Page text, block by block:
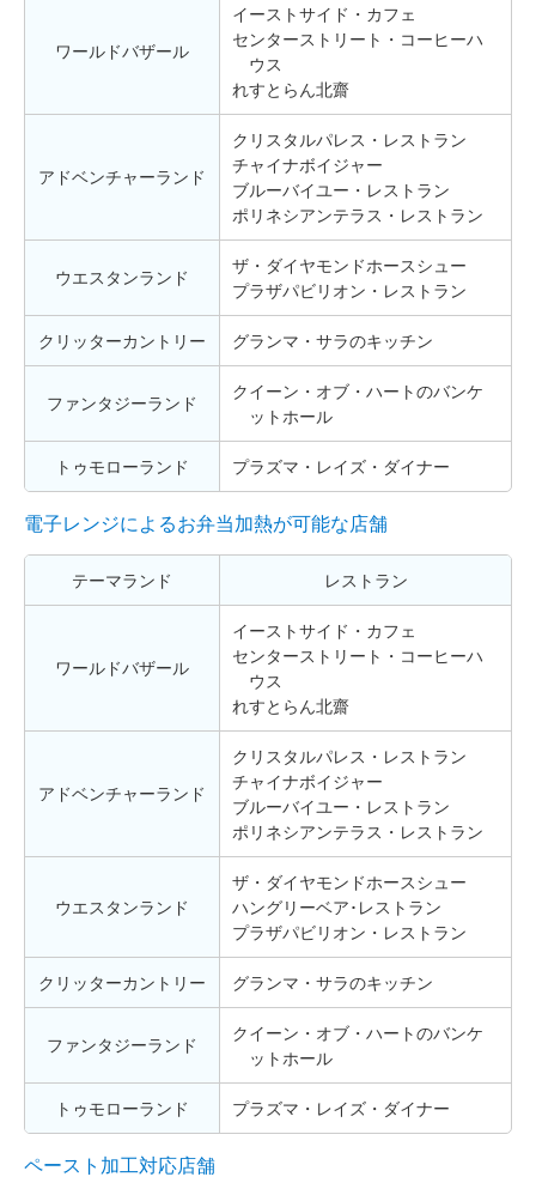
ワールドバザール
イーストサイド・カフェ
センターストリート・コーヒーハ
ウス
れすとらん北齋
アドベンチャーランド
クリスタルパレス・レストラン
チャイナボイジャー
ブルーバイユー・レストラン
ポリネシアンテラス・レストラン
ウエスタンランド
ザ・ダイヤモンドホースシュー
プラザパビリオン・レストラン
クリッターカントリー グランマ・サラのキッチン
ファンタジーランド
クイーン・オブ・ハートのバンケ
ットホール
トゥモローランド プラズマ・レイズ・ダイナー
電子レンジによるお弁当加熱が可能な店舗
テーマランド レストラン
ワールドバザール
イーストサイド・カフェ
センターストリート・コーヒーハ
ウス
れすとらん北齋
アドベンチャーランド
クリスタルパレス・レストラン
チャイナボイジャー
ブルーバイユー・レストラン
ポリネシアンテラス・レストラン
ウエスタンランド
ザ・ダイヤモンドホースシュー
ハングリーベア･レストラン
プラザパビリオン・レストラン
クリッターカントリー グランマ・サラのキッチン
ファンタジーランド
クイーン・オブ・ハートのバンケ
ットホール
トゥモローランド プラズマ・レイズ・ダイナー
ペースト加工対応店舗